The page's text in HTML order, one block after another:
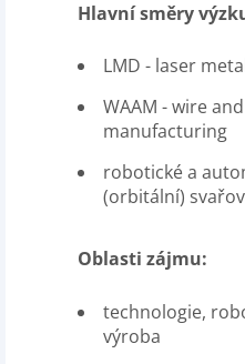
Hlavní směry
LMD - laser
WAAM - wire
manufacturing
robotické a
(orbitální)
Oblasti zájmu:
technologie,
výroba